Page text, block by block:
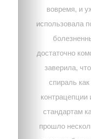
вовремя, и
использовала
достаточно
заверила,
спираль
контрацепции
стандартам
прошло